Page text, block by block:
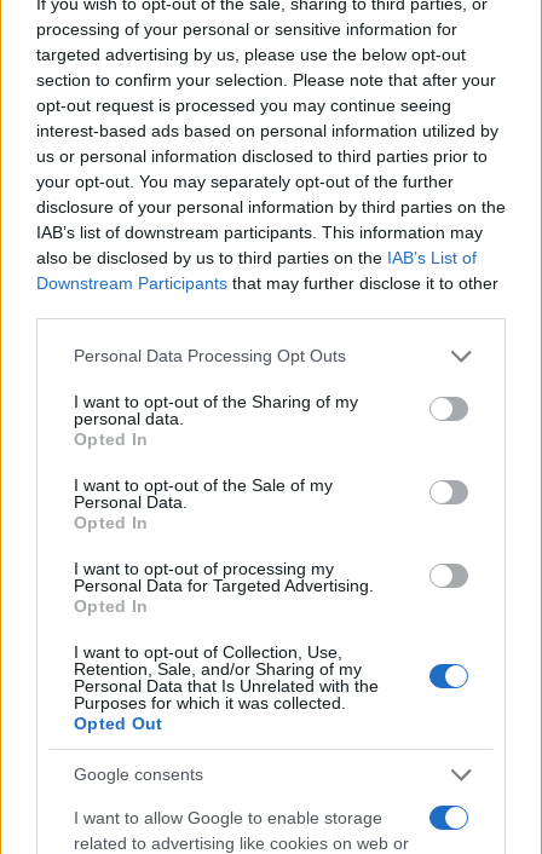
processing of your personal or sensitive information for
targeted advertising by us, please use the below opt-out
section to confirm your selection. Please note that after your
opt-out request is processed you may continue seeing
interest-based ads based on personal information utilized by
us or personal information disclosed to third parties prior to
your opt-out. You may separately opt-out of the further
disclosure of your personal information by third parties on the
IAB’s list of downstream participants. This information may
also be disclosed by us to third parties on the IAB’s List of
Downstream Participants that may further disclose it to other
Please note that this website/app uses one or more Google
not limited to your visit or usage behaviour. You may click to
grant or deny consent to Google and its third-party tags to
use your data for below specified purposes in below Google
consent section.
Personal Data Processing Opt Outs
I want to opt-out of the Sharing of my
personal data.
Opted In
I want to opt-out of the Sale of my
Personal Data.
Opted In
I want to opt-out of processing my
Personal Data for Targeted Advertising.
Opted In
I want to opt-out of Collection, Use,
Retention, Sale, and/or Sharing of my
Personal Data that Is Unrelated with the
Purposes for which it was collected.
Opted Out
Google consents
I want to allow Google to enable storage
related to advertising like cookies on web or
simbolica del film, rendendo credibile il passaggio
tra esilio e reintegrazione del protagonista.
Chi visita oggi questi luoghi può riconoscere
dettagli visivi rimasti impressi nelle inquadrature:
dalla facciata della Collegiata di San Pietro agli
scorci del Castello Orsini, ogni elemento funge da
traccia tangibile della produzione cinematografica
che ha scelto l’Italia come set principale.
AUTORE
Marco Tessari
specializzato in sport invernali e montagna,
segue da anni Coppa del Mondo di sci,
Olimpiadi invernali e alpinismo; racconta gare,
competenza tecnica e passione per le terre
alte.